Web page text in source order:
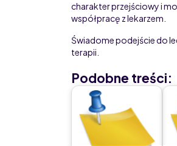
charakter przejściowy i
współpracę z lekarzem.
Świadome podejście do
terapii.
Podobne treści: